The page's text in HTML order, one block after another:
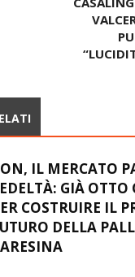
IL MERCATO
GIÀ OTTO
COSTRUIRE IL
DELLA